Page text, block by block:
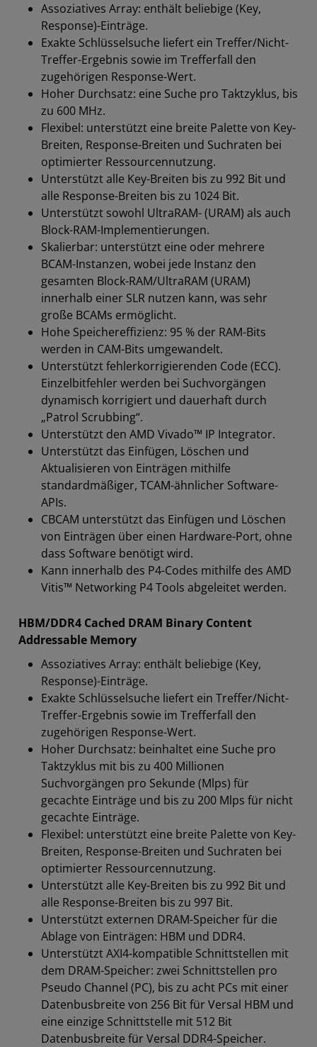
Assoziatives Array: enthält beliebige (Key,
Response)-Einträge.
Exakte Schlüsselsuche liefert ein Treffer/Nicht-
Treffer-Ergebnis sowie im Trefferfall den
zugehörigen Response-Wert.
Hoher Durchsatz: eine Suche pro Taktzyklus, bis
zu 600 MHz.
Flexibel: unterstützt eine breite Palette von Key-
Breiten, Response-Breiten und Suchraten bei
optimierter Ressourcennutzung.
Unterstützt alle Key-Breiten bis zu 992 Bit und
alle Response-Breiten bis zu 1024 Bit.
Unterstützt sowohl UltraRAM- (URAM) als auch
Block-RAM-Implementierungen.
Skalierbar: unterstützt eine oder mehrere
BCAM-Instanzen, wobei jede Instanz den
gesamten Block-RAM/UltraRAM (URAM)
innerhalb einer SLR nutzen kann, was sehr
große BCAMs ermöglicht.
Hohe Speichereffizienz: 95 % der RAM-Bits
werden in CAM-Bits umgewandelt.
Unterstützt fehlerkorrigierenden Code (ECC).
Einzelbitfehler werden bei Suchvorgängen
dynamisch korrigiert und dauerhaft durch
„Patrol Scrubbing“.
Unterstützt den AMD Vivado™ IP Integrator.
Unterstützt das Einfügen, Löschen und
Aktualisieren von Einträgen mithilfe
standardmäßiger, TCAM-ähnlicher Software-
APIs.
CBCAM unterstützt das Einfügen und Löschen
von Einträgen über einen Hardware-Port, ohne
dass Software benötigt wird.
Kann innerhalb des P4-Codes mithilfe des AMD
Vitis™ Networking P4 Tools abgeleitet werden.
HBM/DDR4 Cached DRAM Binary Content
Addressable Memory
Assoziatives Array: enthält beliebige (Key,
Response)-Einträge.
Exakte Schlüsselsuche liefert ein Treffer/Nicht-
Treffer-Ergebnis sowie im Trefferfall den
zugehörigen Response-Wert.
Hoher Durchsatz: beinhaltet eine Suche pro
Taktzyklus mit bis zu 400 Millionen
Suchvorgängen pro Sekunde (Mlps) für
gecachte Einträge und bis zu 200 Mlps für nicht
gecachte Einträge.
Flexibel: unterstützt eine breite Palette von Key-
Breiten, Response-Breiten und Suchraten bei
optimierter Ressourcennutzung.
Unterstützt alle Key-Breiten bis zu 992 Bit und
alle Response-Breiten bis zu 997 Bit.
Unterstützt externen DRAM-Speicher für die
Ablage von Einträgen: HBM und DDR4.
Unterstützt AXI4-kompatible Schnittstellen mit
dem DRAM-Speicher: zwei Schnittstellen pro
Pseudo Channel (PC), bis zu acht PCs mit einer
Datenbusbreite von 256 Bit für Versal HBM und
eine einzige Schnittstelle mit 512 Bit
Datenbusbreite für Versal DDR4-Speicher.